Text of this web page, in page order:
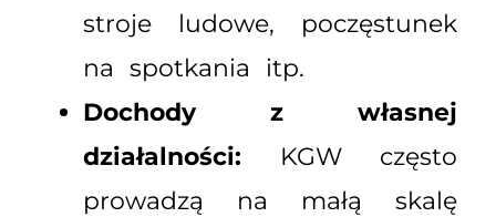
stroje ludowe, poczęstunek
na spotkania itp.
Dochody z własnej
działalności: KGW często
prowadzą na małą skalę